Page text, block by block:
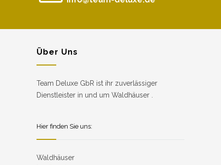
Über Uns
Team Deluxe GbR ist ihr zuverlässiger
Dienstleister in und um Waldhäuser .
Hier finden Sie uns:
Waldhäuser